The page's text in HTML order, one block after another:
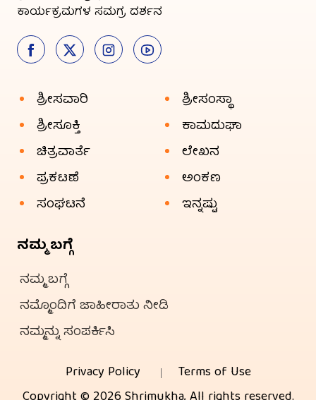
ಕಾರ್ಯಕ್ರಮಗಳ ಸಮಗ್ರ ದರ್ಶನ
ಶ್ರೀಸವಾರಿ
ಶ್ರೀಸಂಸ್ಥಾ
ಶ್ರೀಸೂಕ್ತಿ
ಕಾಮದುಘಾ
ಚಿತ್ರವಾರ್ತೆ
ಲೇಖನ
ಪ್ರಕಟಣೆ
ಅಂಕಣ
ಸಂಘಟನೆ
ಇನ್ನಷ್ಟು
ನಮ್ಮ ಬಗ್ಗೆ
ನಮ್ಮ ಬಗ್ಗೆ
ನಮ್ಮೊಂದಿಗೆ ಜಾಹೀರಾತು ನೀಡಿ
ನಮ್ಮನ್ನು ಸಂಪರ್ಕಿಸಿ
Privacy Policy
Terms of Use